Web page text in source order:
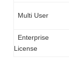
Multi User
Enterprise
License